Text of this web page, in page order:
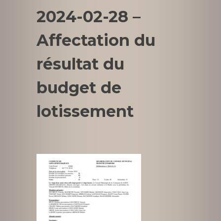
2024-02-28 –
Affectation du
résultat du
budget de
lotissement